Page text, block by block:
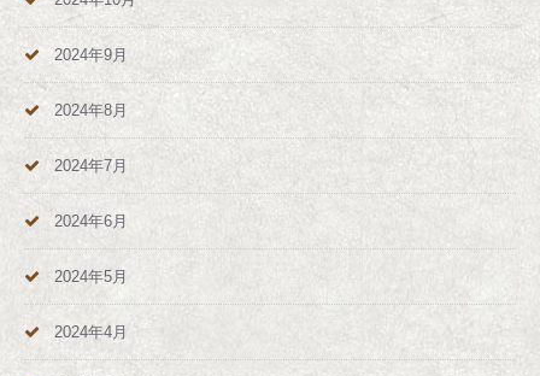
2024年9月
2024年8月
2024年7月
2024年6月
2024年5月
2024年4月